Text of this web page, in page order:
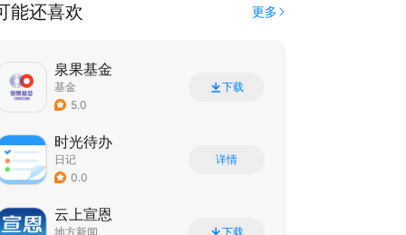
能还喜欢 更多
泉果基金
基金
5.0
下载
时光待办
日记
0.0
详情
云上宣恩
地方新闻 下载